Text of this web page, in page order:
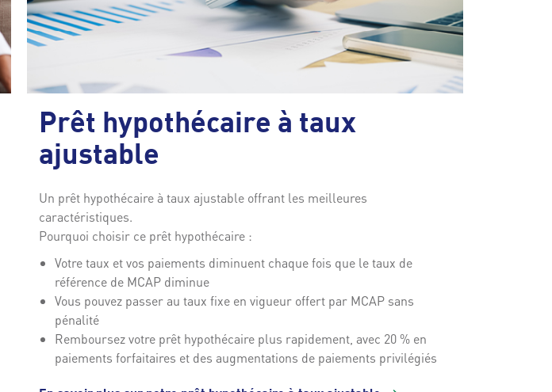
Prêt hypothécaire à taux
ajustable
Un prêt hypothécaire à taux ajustable offrant les meilleures
caractéristiques.
Pourquoi choisir ce prêt hypothécaire :
Votre taux et vos paiements diminuent chaque fois que le taux de
référence de MCAP diminue
Vous pouvez passer au taux fixe en vigueur offert par MCAP sans
pénalité
Remboursez votre prêt hypothécaire plus rapidement, avec 20 % en
paiements forfaitaires et des augmentations de paiements privilégiés